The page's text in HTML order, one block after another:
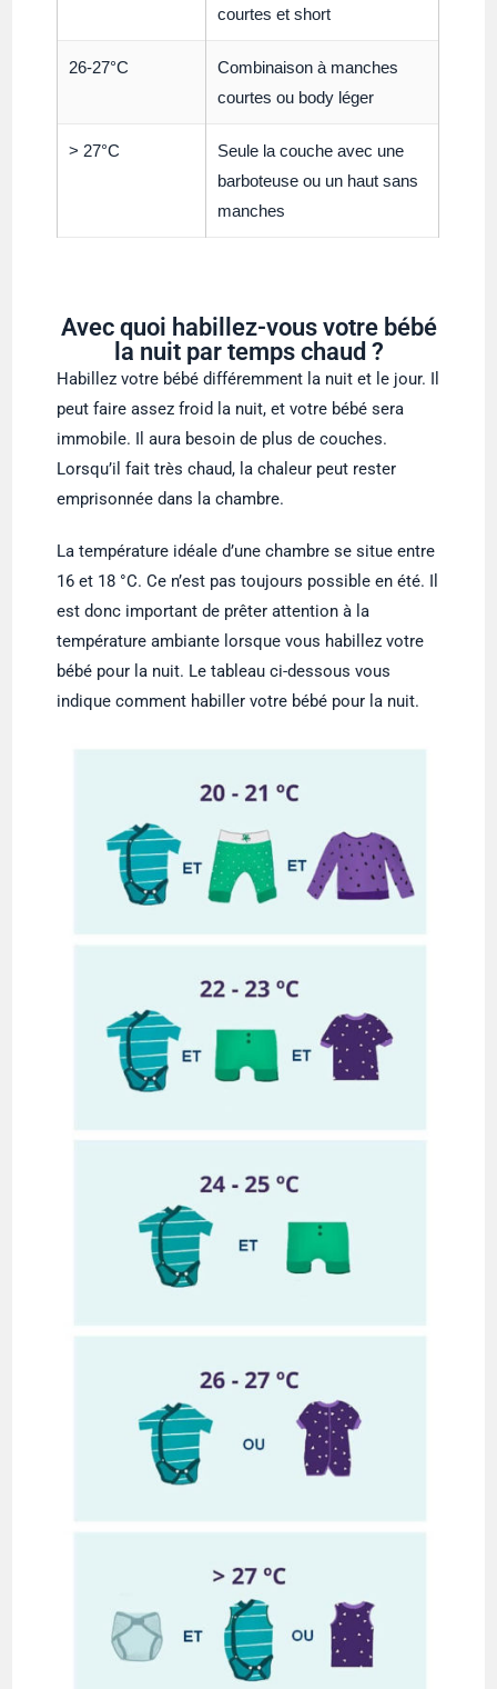
courtes et short
26-27°C
Combinaison à manches
courtes ou body léger
> 27°C
Seule la couche avec une
barboteuse ou un haut sans
manches
Avec quoi habillez-vous votre bébé
la nuit par temps chaud ?
Habillez votre bébé différemment la nuit et le jour. Il
peut faire assez froid la nuit, et votre bébé sera
immobile. Il aura besoin de plus de couches.
Lorsqu’il fait très chaud, la chaleur peut rester
emprisonnée dans la chambre.
La température idéale d’une chambre se situe entre
16 et 18 °C. Ce n’est pas toujours possible en été. Il
est donc important de prêter attention à la
température ambiante lorsque vous habillez votre
bébé pour la nuit. Le tableau ci-dessous vous
indique comment habiller votre bébé pour la nuit.